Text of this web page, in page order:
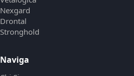
Nexgard
Drontal
Stronghold
Naviga